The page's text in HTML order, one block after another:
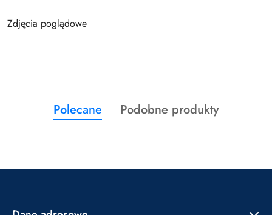
Zdjęcia poglądowe
Pomiń karuzelę produktów
Produkty
o
Polecane
Produkty
Podobne produkty